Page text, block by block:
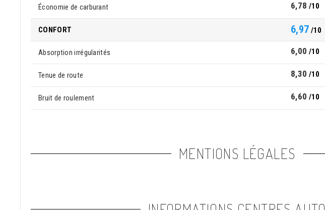
Économie de carburant 6,78 /10
CONFORT 6,97 /10
Absorption irrégularités 6,00 /10
Tenue de route 8,30 /10
Bruit de roulement 6,60 /10
MENTIONS LÉGALES